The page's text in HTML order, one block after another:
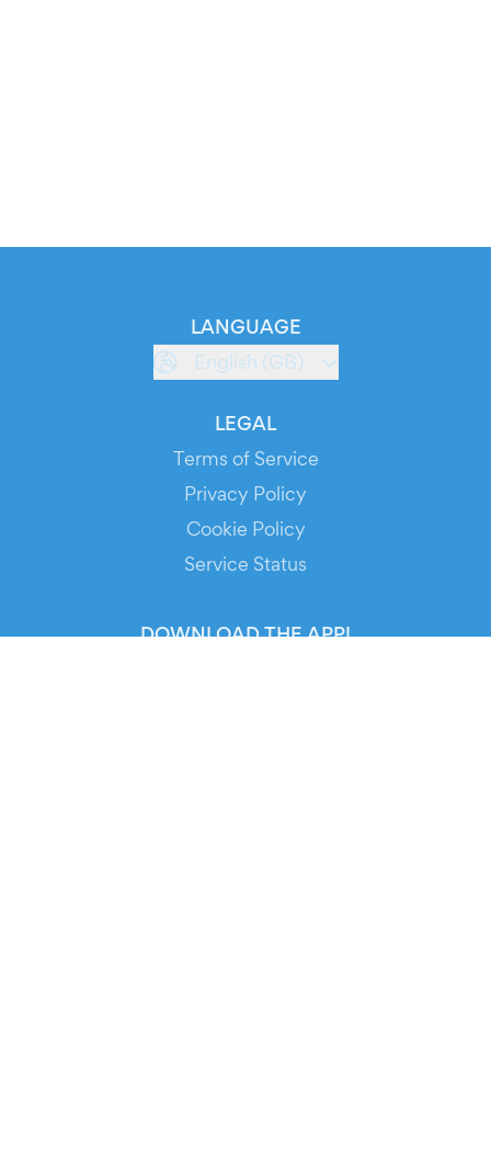
LANGUAGE
English (GB)
LEGAL
Terms of Service
Privacy Policy
Cookie Policy
Service Status
DOWNLOAD THE APP!